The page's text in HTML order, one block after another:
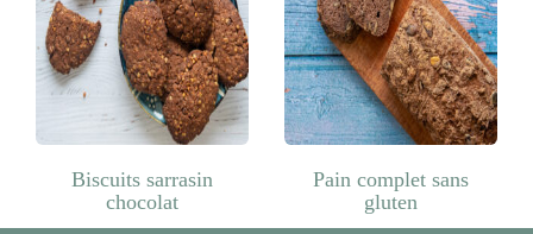
Biscuits sarrasin
chocolat
Pain complet sans
gluten